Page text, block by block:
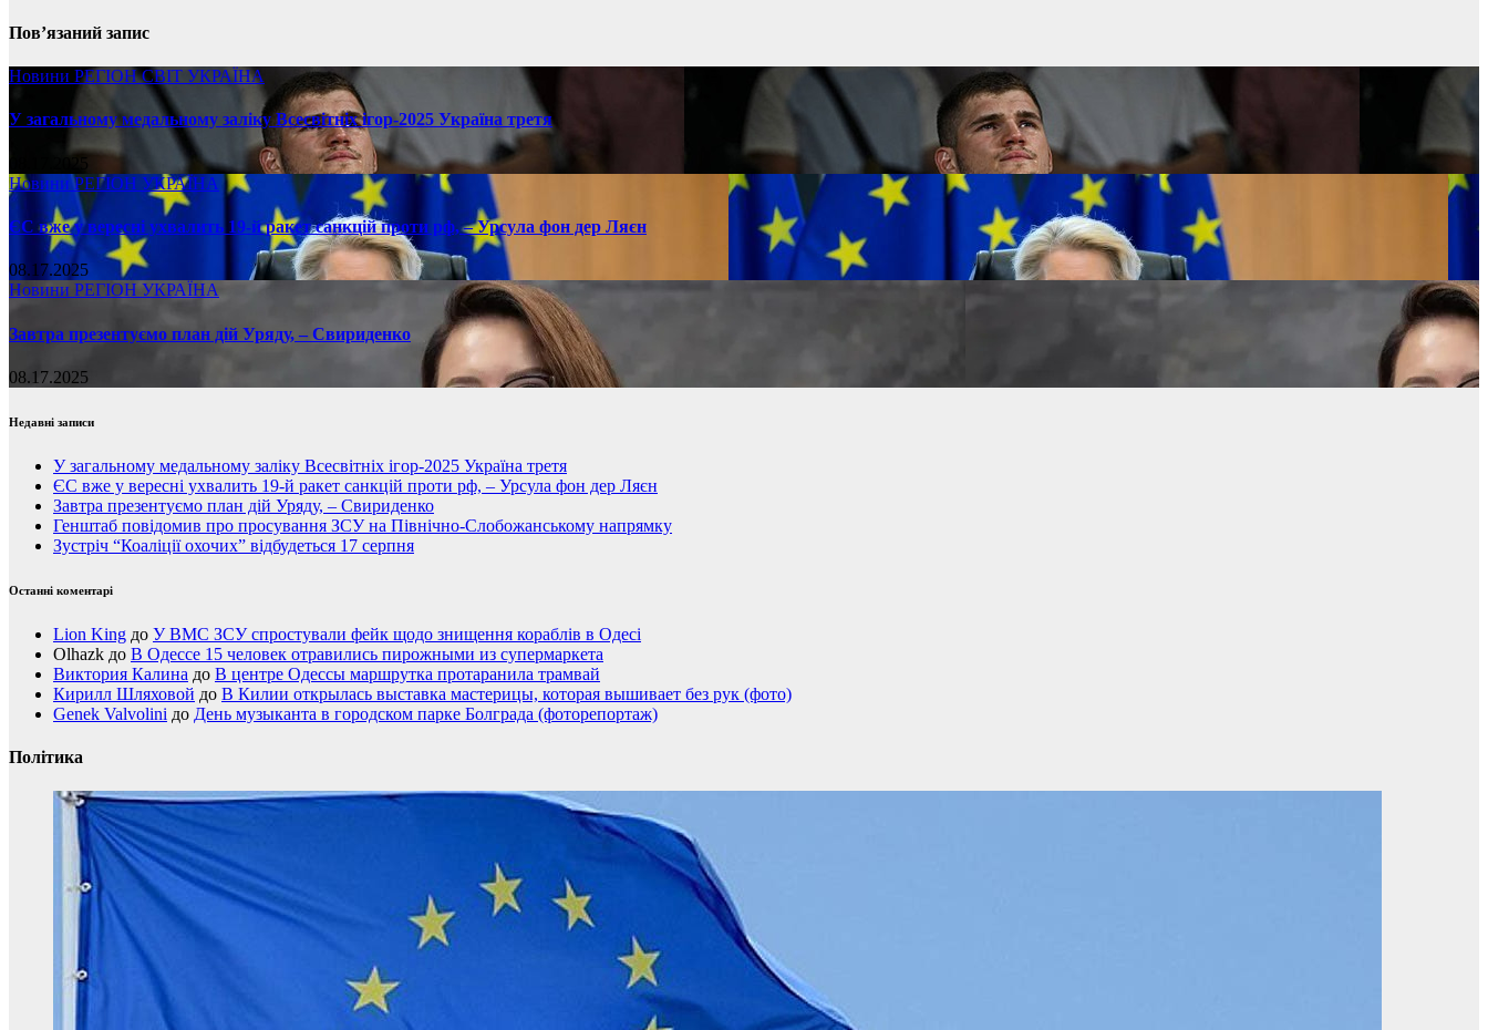
Пов’язаний запис
Новини РЕГІОНСВІТ УКРАЇНА
У загальному медальному заліку Всесвітніх ігор-2025 Україна третя
08.17.2025
НовиниРЕГІОН УКРАЇНА
ЄС вже у вересні ухвалить 19-й ракет санкцій проти рф, – Урсула фон дер Ляєн
08.17.2025
Новини РЕГІОН УКРАЇНА
Завтра презентуємо план дій Уряду, – Свириденко
08.17.2025
Недавні записи
У загальному медальному заліку Всесвітніх ігор-2025 Україна третя
ЄС вже у вересні ухвалить 19-й ракет санкцій проти рф, – Урсула фон дер Ляєн
Завтра презентуємо план дій Уряду, – Свириденко
Генштаб повідомив про просування ЗСУ на Північно-Слобожанському напрямку
Зустріч “Коаліції охочих” відбудеться 17 серпня
Останні коментарі
Lion King до У ВМС ЗСУ спростували фейк щодо знищення кораблів в Одесі
Olhazk до В Одессе 15 человек отравились пирожными из супермаркета
Виктория Калина до В центре Одессы маршрутка протаранила трамвай
Кирилл Шляховой до В Килии открылась выставка мастерицы, которая вышивает без рук (фото)
Genek Valvolini до День музыканта в городском парке Болграда (фоторепортаж)
Політика